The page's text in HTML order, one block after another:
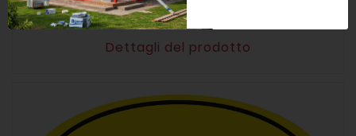
Dettagli del prodotto